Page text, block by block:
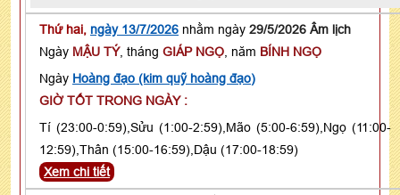
Thứ hai, ngày 13/7/2026 nhằm ngày 29/5/2026 Âm lịch
Ngày MẬU TÝ, tháng GIÁP NGỌ , năm BÍNH NGỌ
Ngày Hoàng đạo (kim quỹ hoàng đạo)
GIỜ TỐT TRONG NGÀY :
Tí (23:00-0:59),Sửu (1:00-2:59),Mão (5:00-6:59),Ngọ (11:00-
12:59),Thân (15:00-16:59),Dậu (17:00-18:59)
Xem chi tiết